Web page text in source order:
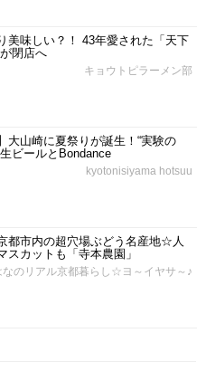
美味しい？！ 43年愛された「天下
閉店へ
キョウトピラーメン部
大山崎に夏祭りが誕生！“実験の
ビールとBondance
kyotonisiyama hotsuu
都市内の超穴場ぶどう名産地☆人
スカットも「寺本農園」
なのリアル京都暮らし☆ヨ～イヤサ～♪